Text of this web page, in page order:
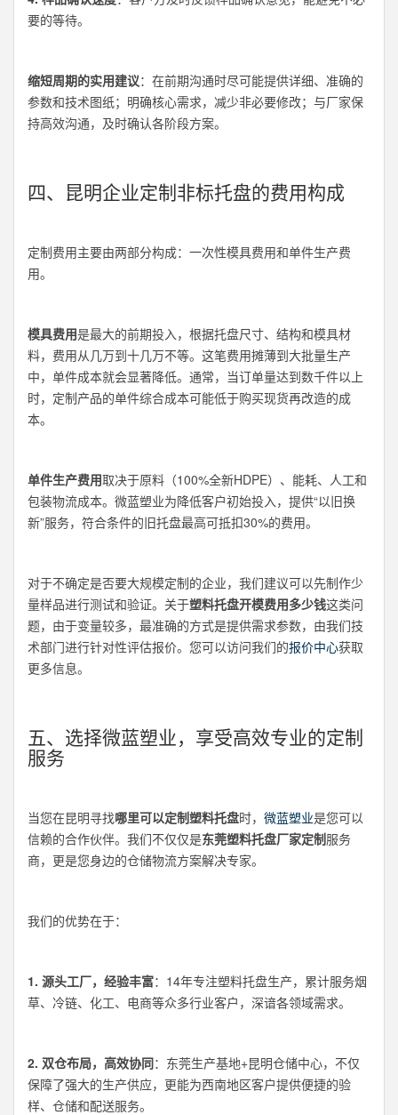
要的等待。
缩短周期的实用建议：在前期沟通时尽可能提供详细、准确的
参数和技术图纸；明确核心需求，减少非必要修改；与厂家保
持高效沟通，及时确认各阶段方案。
四、昆明企业定制非标托盘的费用构成
定制费用主要由两部分构成：一次性模具费用和单件生产费
用。
模具费用是最大的前期投入，根据托盘尺寸、结构和模具材
料，费用从几万到十几万不等。这笔费用摊薄到大批量生产
中，单件成本就会显著降低。通常，当订单量达到数千件以上
时，定制产品的单件综合成本可能低于购买现货再改造的成
本。
单件生产费用取决于原料（100%全新HDPE）、能耗、人工和
包装物流成本。微蓝塑业为降低客户初始投入，提供“以旧换
新”服务，符合条件的旧托盘最高可抵扣30%的费用。
对于不确定是否要大规模定制的企业，我们建议可以先制作少
量样品进行测试和验证。关于塑料托盘开模费用多少钱这类问
题，由于变量较多，最准确的方式是提供需求参数，由我们技
术部门进行针对性评估报价。您可以访问我们的报价中心获取
更多信息。
五、选择微蓝塑业，享受高效专业的定制
服务
当您在昆明寻找哪里可以定制塑料托盘时， 微蓝塑业是您可以
信赖的合作伙伴。我们不仅仅是东莞塑料托盘厂家定制服务
商，更是您身边的仓储物流方案解决专家。
我们的优势在于：
1. 源头工厂，经验丰富：14年专注塑料托盘生产，累计服务烟
草、冷链、化工、电商等众多行业客户，深谙各领域需求。
2. 双仓布局，高效协同：东莞生产基地+昆明仓储中心，不仅
保障了强大的生产供应，更能为西南地区客户提供便捷的验
样、仓储和配送服务。